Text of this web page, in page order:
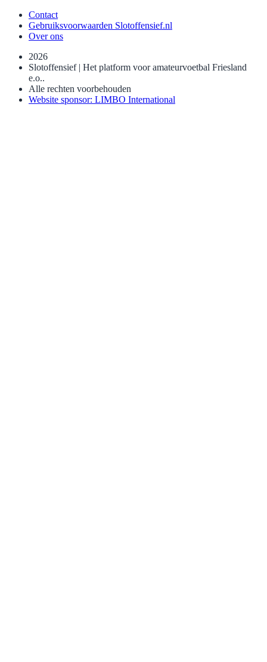
Contact
Gebruiksvoorwaarden Slotoffensief.nl
Over ons
2026
Slotoffensief | Het platform voor amateurvoetbal Friesland
e.o..
Alle rechten voorbehouden
Website sponsor: LIMBO International